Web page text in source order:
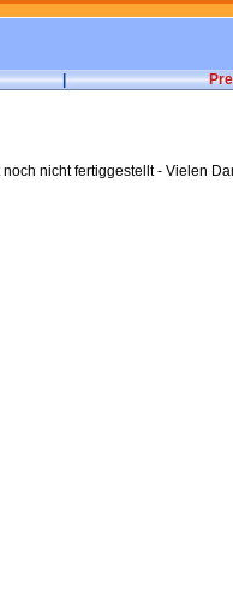
|
noch nicht fertiggestellt - Vielen